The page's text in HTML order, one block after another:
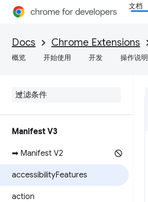
文档
Docs Chrome Extensions
概览 开始使用 开发 操作说明
Manifest V3
➡ Manifest V2
accessibilityFeatures
action